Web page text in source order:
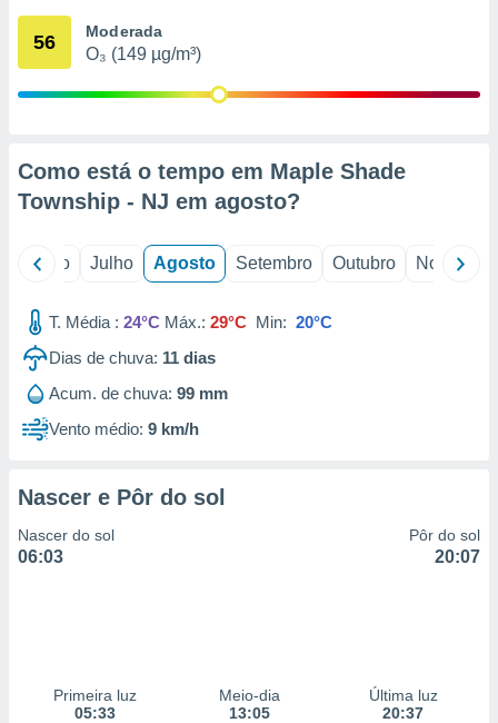
através
1199
56 Moderada
O₃ (149 µg/m³)
Como está o tempo em Maple Shade
Township - NJ em agosto?
Junho Julho Agosto Setembro Outubro Novembro
T. Média : 24°C Máx.: 29°C Min: 20°C
Dias de chuva: 11 dias
Acum. de chuva: 99 mm
Vento médio: 9 km/h
Nascer e Pôr do sol
Nascer do sol
06:03
Pôr do sol
20:07
Primeira luz
05:33
Meio-dia
13:05
Última luz
20:37